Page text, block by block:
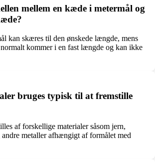
mellem en kæde i metermål og
kan skæres til den ønskede længde, mens
kommer i en fast længde og kan ikke
bruges typisk til at fremstille
af forskellige materialer såsom jern,
andre metaller afhængigt af formålet med